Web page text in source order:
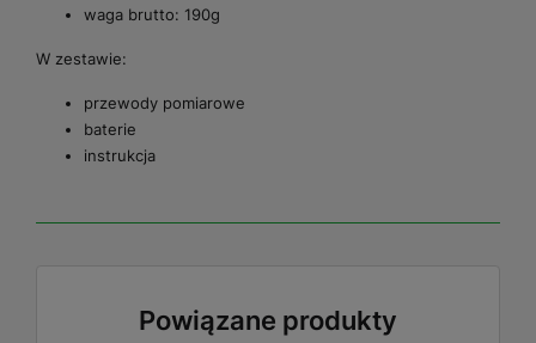
waga brutto: 190g
W zestawie:
przewody pomiarowe
baterie
instrukcja
Powiązane produkty